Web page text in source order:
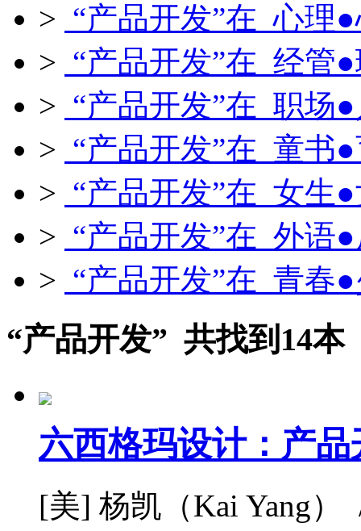
> “产品开发”在 心理
> “产品开发”在 经管
> “产品开发”在 职场
> “产品开发”在 童书
> “产品开发”在 女生
> “产品开发”在 外语
> “产品开发”在 青春
“产品开发” 共找到14本
六西格玛设计：产
[美] 杨凯（Kai Yang